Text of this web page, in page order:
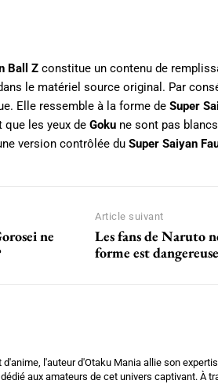
Ball Z constitue un contenu de
le matériel source original. Par
Elle ressemble à la forme de Super
que les yeux de Goku ne sont pas
version contrôlée du Super Saiyan
ne
Article suivant
Les fans de Naruto
forme est
l'auteur d'Otaku Mania allie son
aux amateurs de cet univers captivant. À